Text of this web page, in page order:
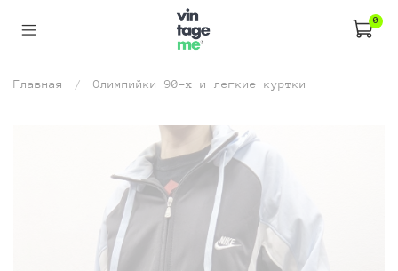
0
Главная Олимпийки 90-х и легкие куртки